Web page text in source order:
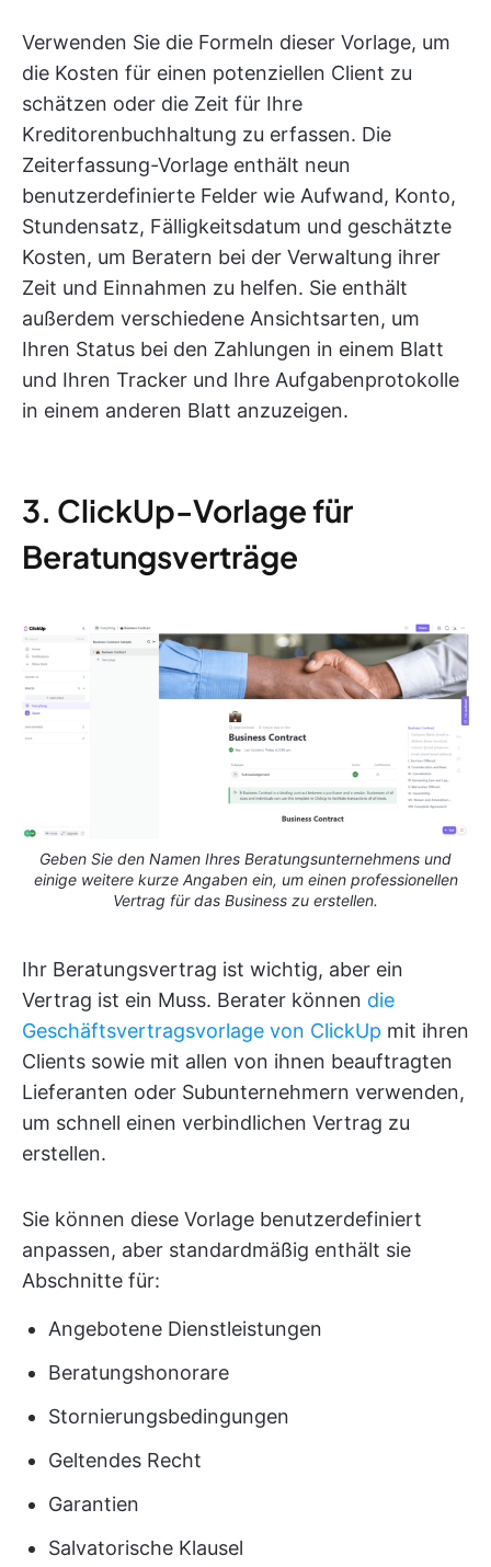
Verwenden Sie die Formeln dieser Vorlage, um
die Kosten für einen potenziellen Client zu
schätzen oder die Zeit für Ihre
Kreditorenbuchhaltung zu erfassen. Die
Zeiterfassung-Vorlage enthält neun
benutzerdefinierte Felder wie Aufwand, Konto,
Stundensatz, Fälligkeitsdatum und geschätzte
Kosten, um Beratern bei der Verwaltung ihrer
Zeit und Einnahmen zu helfen. Sie enthält
außerdem verschiedene Ansichtsarten, um
Ihren Status bei den Zahlungen in einem Blatt
und Ihren Tracker und Ihre Aufgabenprotokolle
in einem anderen Blatt anzuzeigen.
3. ClickUp-Vorlage für
Beratungsverträge
Geben Sie den Namen Ihres Beratungsunternehmens und
einige weitere kurze Angaben ein, um einen professionellen
Vertrag für das Business zu erstellen.
Ihr Beratungsvertrag ist wichtig, aber ein
Vertrag ist ein Muss. Berater können die
Geschäftsvertragsvorlage von ClickUp mit ihren
Clients sowie mit allen von ihnen beauftragten
Lieferanten oder Subunternehmern verwenden,
um schnell einen verbindlichen Vertrag zu
erstellen.
Sie können diese Vorlage benutzerdefiniert
anpassen, aber standardmäßig enthält sie
Abschnitte für:
Angebotene Dienstleistungen
Beratungshonorare
Stornierungsbedingungen
Geltendes Recht
Garantien
Salvatorische Klausel